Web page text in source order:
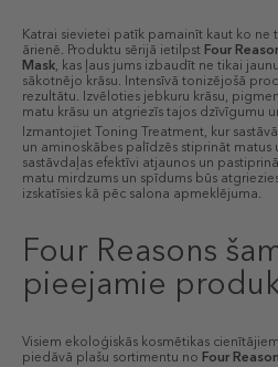
Katrai sievietei patīk pamainīt kaut ko ne
ārienē. Produktu sērijā ietilpst Four
Mask , kas ļaus jums izbaudīt ne tikai
sākotnējo krāsu. Intensīvā tonizējošā
rezultātu. Izvēloties jebkuru krāsu,
matu krāsu un atgriezīs tajos dzīvīgumu
Izmantojiet Toning Treatment, kur
un aminoskābes palīdzēs stiprināt matus
sastāvdaļas efektīvi atjaunos un
matu mirdzums un spīdums būs
izskatīsies kā pēc salona apmeklējuma.
Four Reasons
pieejamie
Visiem ekoloģiskās kosmētikas
piedāvā plašu sortimentu no Four